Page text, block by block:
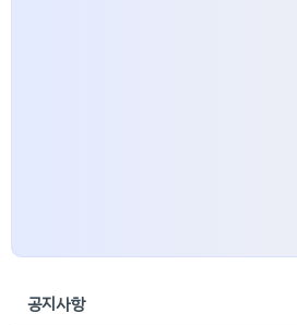
공지사항